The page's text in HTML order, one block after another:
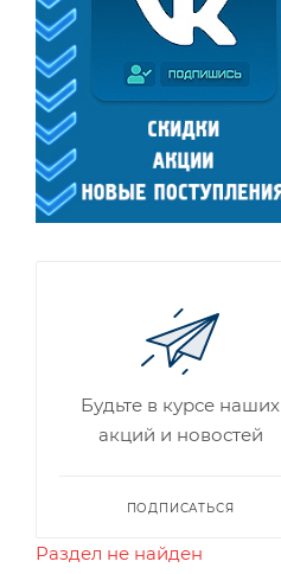
Будьте в курсе наших
акций и новостей
ПОДПИСАТЬСЯ
Раздел не найден